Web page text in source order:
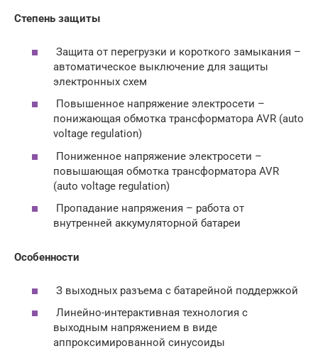
Степень защиты
Защита от перегрузки и короткого замыкания –
автоматическое выключение для защиты
электронных схем
Повышенное напряжение электросети –
понижающая обмотка трансформатора AVR (auto
voltage regulation)
Пониженное напряжение электросети –
повышающая обмотка трансформатора AVR
(auto voltage regulation)
Пропадание напряжения – работа от
внутренней аккумуляторной батареи
Особенности
З выходных разъема с батарейной поддержкой
Линейно-интерактивная технология с
выходным напряжением в виде
аппроксимированной синусоиды